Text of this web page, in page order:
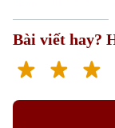
Bài viết hay?